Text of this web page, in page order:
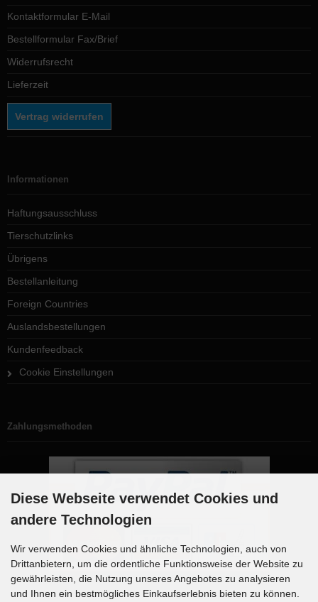
Kontaktformular E-Mail
Bestellformular Fax/Brief
Widerrufsrecht
Lieferzeit
Vertrag widerrufen
Informationen
Haftungsausschluss
Tierschutzlinks
Übrigens
Bestellanleitung
Foreign Countries
Auslandsbestellungen
Kundenfeedback
Cookie Einstellungen
Zahlungsmethoden
Diese Webseite verwendet Cookies und
andere Technologien
Wir verwenden Cookies und ähnliche Technologien, auch von
Drittanbietern, um die ordentliche Funktionsweise der Website zu
gewährleisten, die Nutzung unseres Angebotes zu analysieren
und Ihnen ein bestmögliches Einkaufserlebnis bieten zu können.